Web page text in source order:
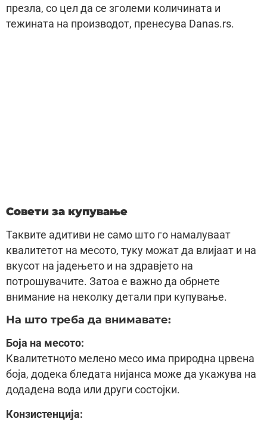
презла, со цел да се зголеми количината и
тежината на производот, пренесува Danas.rs.
Совети за купување
Таквите адитиви не само што го намалуваат
квалитетот на месото, туку можат да влијаат и на
вкусот на јадењето и на здравјето на
потрошувачите. Затоа е важно да обрнете
внимание на неколку детали при купување.
На што треба да внимавате:
Боја на месото:
Квалитетното мелено месо има природна црвена
боја, додека бледата нијанса може да укажува на
додадена вода или други состојки.
Конзистенција: